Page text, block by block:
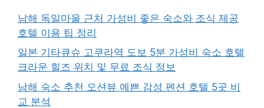
남해 독일마을 근처 가성비 좋은 숙소와 조식 제공
호텔 이용 팁 정리
일본 기타큐슈 고쿠라역 도보 5분 가성비 숙소 호텔
크라운 힐즈 위치 및 무료 조식 정보
남해 숙소 추천 오션뷰 예쁜 감성 펜션 호텔 5곳 비
교 분석